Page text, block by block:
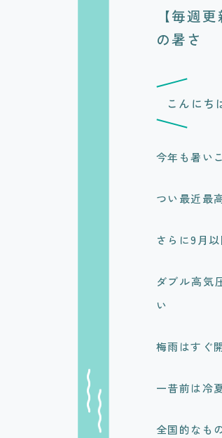
【毎週
の暑さ
こんに
今年も暑い
つい最近最
さらに9月
ダブル高気
い
梅雨はすぐ
一昔前は冷
全国的なも